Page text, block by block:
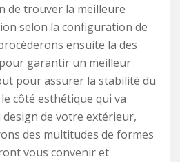
de trouver la meilleure
selon la configuration de
ensuite la des
garantir un meilleur
pour assurer la stabilité du
côté esthétique qui va
de votre extérieur,
des multitudes de formes
vous convenir et